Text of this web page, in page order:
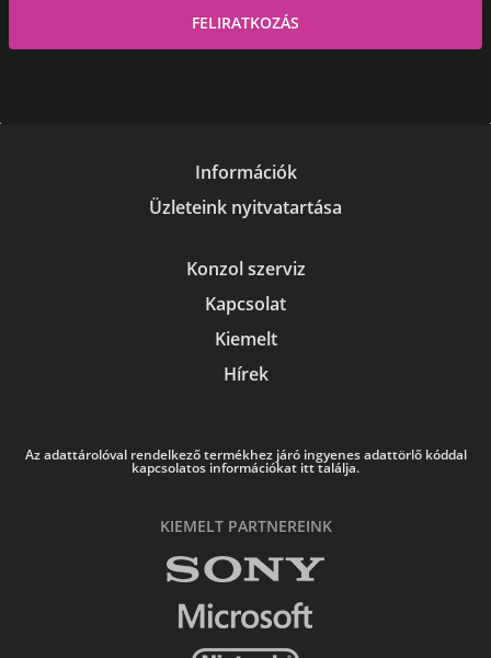
Információk
Üzleteink nyitvatartása
Konzol szerviz
Kapcsolat
Kiemelt
Hírek
Az adattárolóval rendelkező termékhez járó ingyenes adattörlő kóddal
kapcsolatos információkat itt találja.
KIEMELT PARTNEREINK